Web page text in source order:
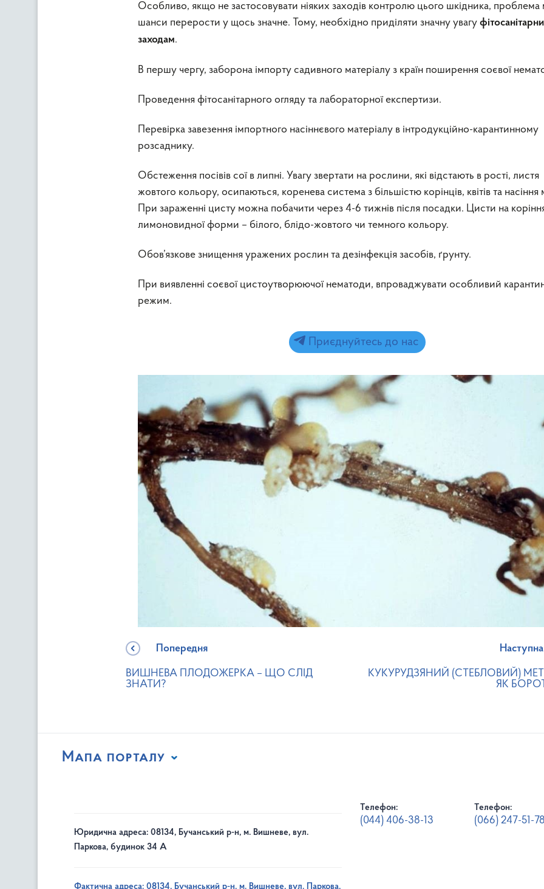
Особливо, якщо не застосовувати ніяких заходів контролю цього шкідника, проблема
шанси перерости у щось значне. Тому, необхідно приділяти значну увагу
заходам.
В першу чергу, заборона імпорту садивного матеріалу з країн поширення соєвої
Проведення фітосанітарного огляду та лабораторної експертизи.
Перевірка завезення імпортного насіннєвого матеріалу в інтродукційно-карантинному
розсаднику.
Обстеження посівів сої в липні. Увагу звертати на рослини, які відстають в рості, листя
жовтого кольору, осипаються, коренева система з більшістю корінців, квітів та насіння
При зараженні цисту можна побачити через 4-6 тижнів після посадки. Цисти на
лимоновидної форми – білого, блідо-жовтого чи темного кольору.
Обов’язкове знищення уражених рослин та дезінфекція засобів, ґрунту.
При виявленні соєвої цистоутворюючої нематоди, впроваджувати особливий
режим.
Приєднуйтесь до нас
Попередня
ВИШНЕВА ПЛОДОЖЕРКА – ЩО СЛІД
ЗНАТИ?
Наступна
КУКУРУДЗЯНИЙ (СТЕБЛОВИЙ)
ЯК
Мапа порталу
Юридична адреса: 08134, Бучанський р-н, м. Вишневе, вул.
Паркова, будинок 34 А
Фактична адреса: 08134, Бучанський р-н, м. Вишневе, вул. Паркова,
Телефон:
(044) 406-38-13
Телефон:
(066) 247-51-78